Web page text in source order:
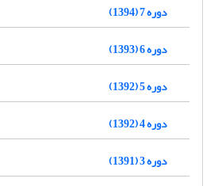
دوره 7 (1394)
دوره 6 (1393)
دوره 5 (1392)
دوره 4 (1392)
دوره 3 (1391)